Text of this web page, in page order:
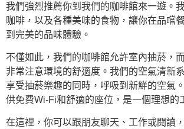
我們強烈推薦你到我們的咖啡館來一遊。
咖啡，以及各種美味的食物，讓你在品嚐
到完美的品味體驗。
不僅如此，我們的咖啡館允許室內抽菸，
非常注意環境的舒適度。我們的空氣清新
享受抽菸樂趣的同時，呼吸到新鮮的空氣
供免費Wi-Fi和舒適的座位，是一個理想的
在這裡，你可以跟朋友聊天、工作或閱讀